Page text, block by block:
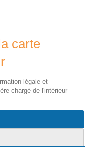
carte
légale et
chargé de l'intérieur